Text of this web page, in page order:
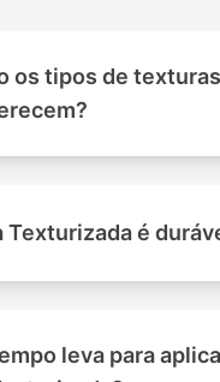
os tipos de
Texturizada é
leva para